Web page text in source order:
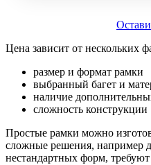
Цена зависит от нескольких
размер и формат рамки
выбранный багет и
наличие
сложность конструкции
Простые рамки можно
сложные решения, например
нестандартных форм,